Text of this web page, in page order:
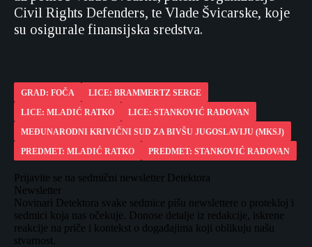
Civil Rights Defenders, te Vlade Švicarske, koje
su osigurale finansijska sredstva.
GRAD: FOČA
LICE: BRAMMERTZ SERGE
LICE: MLADIĆ RATKO
LICE: STANKOVIĆ RADOVAN
MEĐUNARODNI KRIVIČNI SUD ZA BIVŠU JUGOSLAVIJU (MKSJ)
PREDMET: MLADIĆ RATKO
PREDMET: STANKOVIĆ RADOVAN
Prijavite se na sedmični newsletter Detektora
Newsletter
Novinari Detektora svake sedmice pišu newslettere o protekloj i
sedmici koja nas očekuje. Donose detalje iz redakcije, iskrene
reakcije na priče i kontekst o događajima koji oblikuju našu
stvarnost.